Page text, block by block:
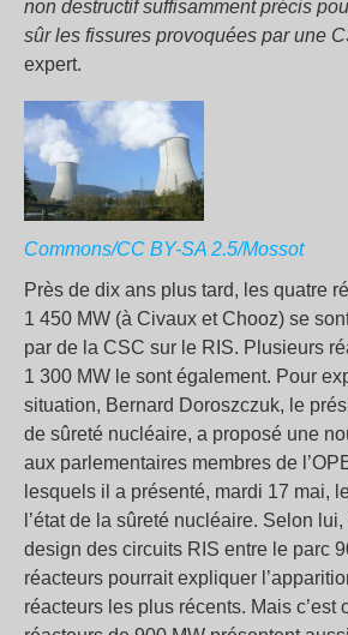
non destructif suffisamment précis
sûr les fissures provoquées par une
expert.
Commons/CC BY-SA 2.5/Mossot
Près de dix ans plus tard, les quatre
1 450 MW (à Civaux et Chooz) se
par de la CSC sur le RIS. Plusieurs
1 300 MW le sont également. Pour
situation, Bernard Doroszczuk, le
de sûreté nucléaire, a proposé une
aux parlementaires membres de
lesquels il a présenté, mardi 17 mai,
l’état de la sûreté nucléaire. Selon
design des circuits RIS entre le parc
réacteurs pourrait expliquer
réacteurs les plus récents. Mais c’est